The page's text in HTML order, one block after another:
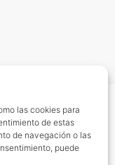
las cookies para
de estas
de navegación o las
puede